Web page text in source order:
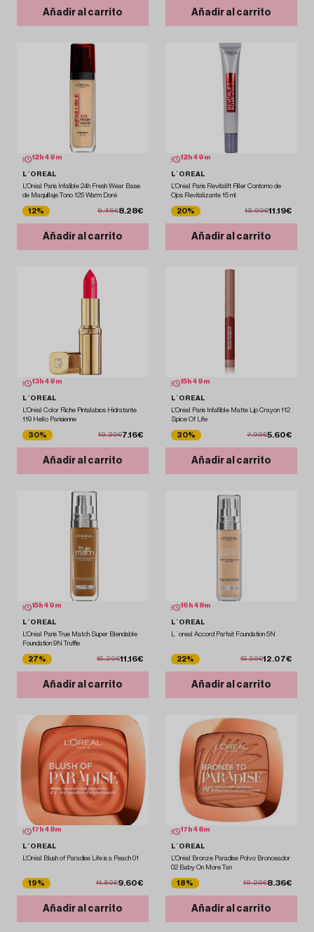
Añadir al carrito Añadir al carrito
12 h 49 m
L´OREAL
L'Oréal Paris Infalible 24h Fresh Wear Base
de Maquillaje Tono 125 Warm Doré
12% 9.46€8.28€
Añadir al carrito
12 h 49 m
L´OREAL
L'Oréal Paris Revitalift Filler Contorno de
Ojos Revitalizante 15 ml
20% 13.99€11.19€
Añadir al carrito
13 h 49 m
L´OREAL
L'Oréal Color Riche Pintalabios Hidratante
119 Hello Parisienne
30% 10.30€7.16€
Añadir al carrito
15 h 49 m
L´OREAL
L'Oréal Paris Infallible Matte Lip Crayon 112
Spice Of Life
30% 7.99€5.60€
Añadir al carrito
15 h 49 m
L´OREAL
L'Oréal Paris True Match Super Blendable
Foundation 9N Truffle
27% 15.20€11.16€
Añadir al carrito
16 h 48m
L´OREAL
L´oreal Accord Parfait Foundation 5N
22% 15.50€12.07€
Añadir al carrito
17 h 48m
L´OREAL
L'Oréal Blush of Paradise Life is a Peach 01
19% 11.80€9.60€
Añadir al carrito
17 h 48m
L´OREAL
L'Oréal Bronze Paradise Polvo Bronceador
02 Baby On More Tan
18% 10.20€8.36€
Añadir al carrito